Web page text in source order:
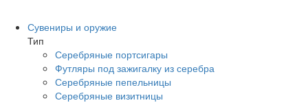
Сувениры и оружие
Тип
Серебряные портсигары
Футляры под зажигалку из серебра
Серебряные пепельницы
Серебряные визитницы